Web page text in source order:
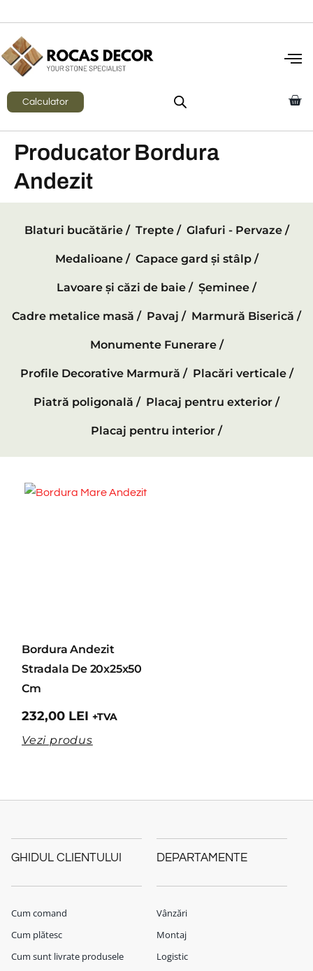
Calculator
Producator Bordura
Andezit
Blaturi bucătărie / Trepte / Glafuri - Pervaze /
Medalioane / Capace gard și stâlp /
Lavoare și căzi de baie / Șeminee /
Cadre metalice masă / Pavaj / Marmură Biserică /
Monumente Funerare /
Profile Decorative Marmură / Placări verticale /
Piatră poligonală / Placaj pentru exterior /
Placaj pentru interior /
Bordura Andezit
Stradala De 20x25x50
Cm
232,00 LEI +TVA
Vezi produs
GHIDUL CLIENTULUI
Cum comand
Cum plătesc
Cum sunt livrate produsele
DEPARTAMENTE
Vânzări
Montaj
Logistic